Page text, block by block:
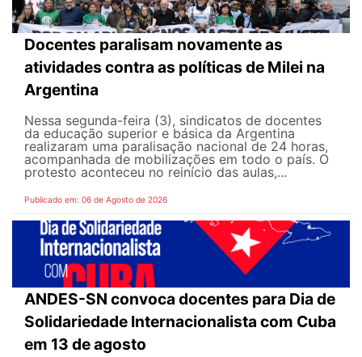
Docentes paralisam novamente as
atividades contra as políticas de Milei na
Argentina
Nessa segunda-feira (3), sindicatos de docentes
da educação superior e básica da Argentina
realizaram uma paralisação nacional de 24 horas,
acompanhada de mobilizações em todo o país. O
protesto aconteceu no reinício das aulas,...
Publicado em: 06 de Agosto de 2026
ANDES-SN convoca docentes para Dia de
Solidariedade Internacionalista com Cuba
em 13 de agosto